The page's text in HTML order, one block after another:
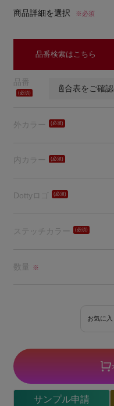
商品詳細を選択 ※必須
品番検索はこちら
品番
外カラー
内カラー
Dottyロゴ
ステッチカラー
お気に
数量 ※
サンプル申請